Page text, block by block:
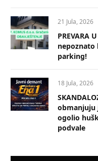
21 Jula, 2026
PREVARA
nepoznato
parking!
18 Jula, 2026
obmanjuju
ogolio
podvale